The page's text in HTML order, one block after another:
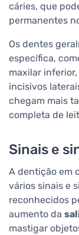
cáries, que
permanentes
Os dentes
específica,
maxilar
incisivos
chegam mais
completa de
Sinais e
A dentição em
vários sinais e
reconhecidos
aumento da
mastigar